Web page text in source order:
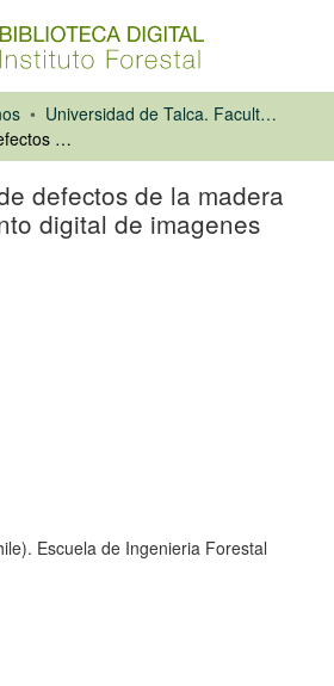
Universidad de Talca. Facultad de Ciencias Forestales
Caracterizacion de defectos de la madera usando tratamiento digital de imagenes
defectos de la madera
digital de imagenes
Escuela de Ingenieria Forestal